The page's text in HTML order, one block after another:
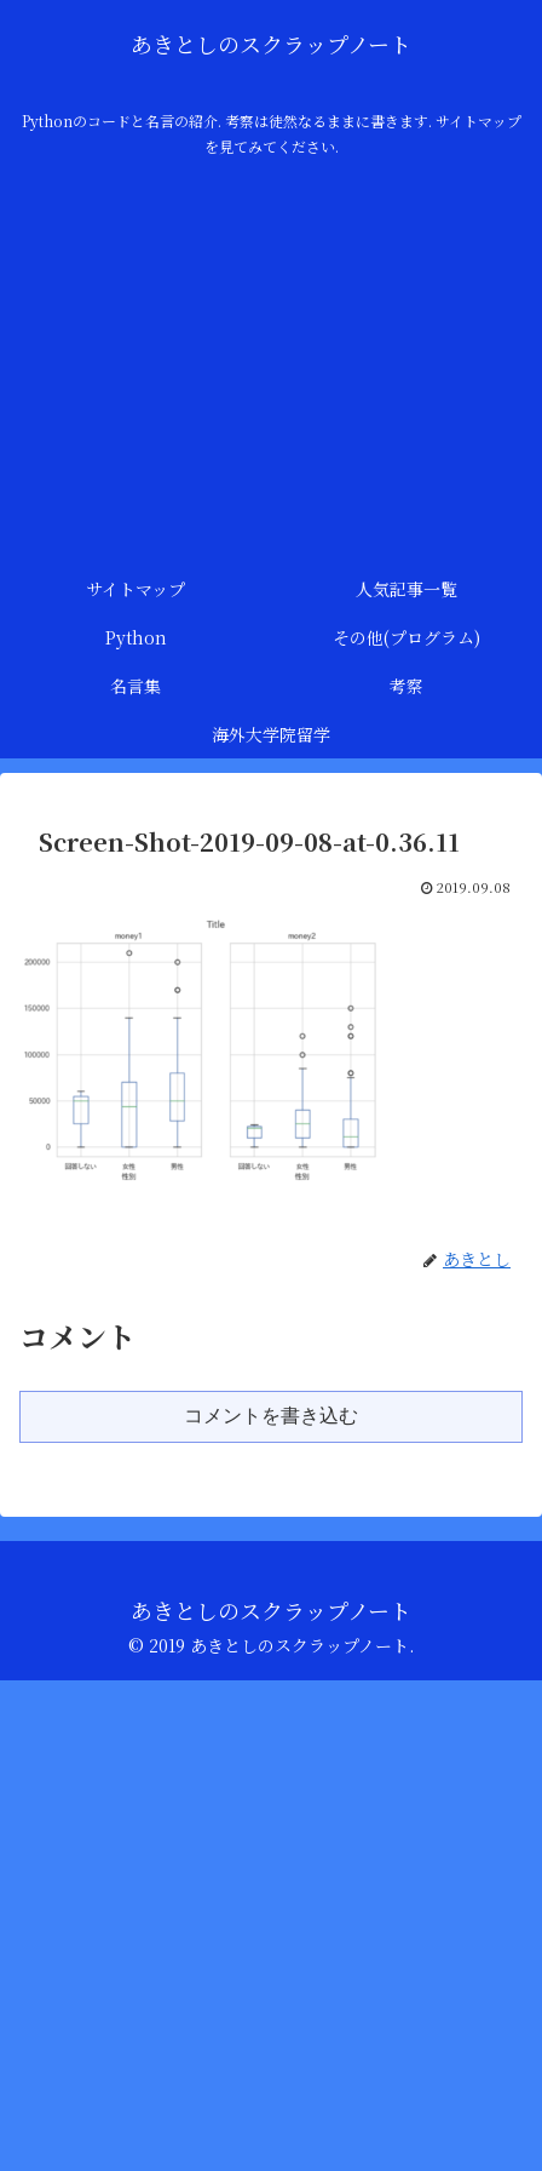
あきとしのスクラップノート
Pythonのコードと名言の紹介. 考察は徒然なるままに書きます. サイトマップ
を見てみてください.
サイトマップ
人気記事一覧
Python
その他(プログラム)
名言集
考察
海外大学院留学
Screen-Shot-2019-09-08-at-0.36.11
2019.09.08
あきとし
コメント
コメントを書き込む
あきとしのスクラップノート
© 2019 あきとしのスクラップノート.